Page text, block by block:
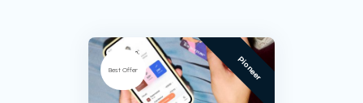
Best Offer Pioneer